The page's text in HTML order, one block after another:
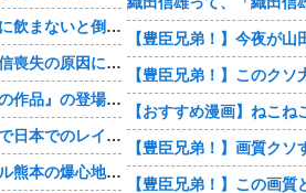
【画像】「ビールと水を交互に飲まないと倒れるグラス」発売
【警告】株式投資、男性の自信喪失の原因に… 6割超が「人生の敗者」自認
【速報】露悪系アニメ、『この作品』の登場で最盛期を迎えてしまう…
【速報】不同意性交罪の影響で日本でのレイプ認知件数爆増
【速報】専門家「イオンモール熊本の爆心地に”こんなもの”があったんだけど…」
【豊臣兄弟！】今夜が山